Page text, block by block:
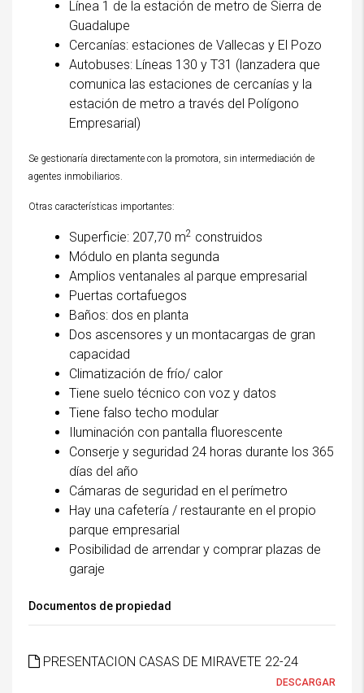
Línea 1 de la estación de metro de Sierra de
Guadalupe
Cercanías: estaciones de Vallecas y El Pozo
Autobuses: Líneas 130 y T31 (lanzadera que
comunica las estaciones de cercanías y la
estación de metro a través del Polígono
Empresarial)
Se gestionaría directamente con la promotora, sin intermediación de
agentes inmobiliarios.
Otras características importantes:
Superficie: 207,70 m2 construidos
Módulo en planta segunda
Amplios ventanales al parque empresarial
Puertas cortafuegos
Baños: dos en planta
Dos ascensores y un montacargas de gran
capacidad
Climatización de frío/ calor
Tiene suelo técnico con voz y datos
Tiene falso techo modular
Iluminación con pantalla fluorescente
Conserje y seguridad 24 horas durante los 365
días del año
Cámaras de seguridad en el perímetro
Hay una cafetería / restaurante en el propio
parque empresarial
Posibilidad de arrendar y comprar plazas de
garaje
Documentos de propiedad
PRESENTACION CASAS DE MIRAVETE 22-24
DESCARGAR